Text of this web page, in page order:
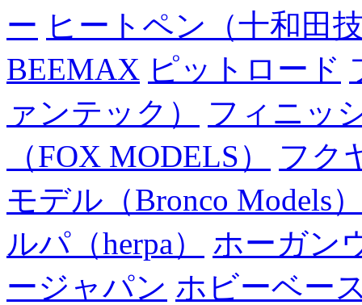
ー ヒートペン（十和田
BEEMAX ピットロード
ァンテック）
フィニッ
（FOX MODELS）
フク
モデル（Bronco Models
ルパ（herpa）
ホーガン
ージャパン ホビーベー